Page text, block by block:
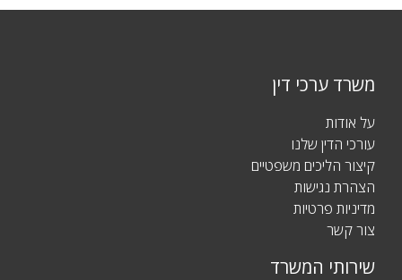
משרד ערכי דין
על אודות
עורכי הדין שלנו
קיצור הליכים משפטיים
הצהרת נגישות
מדיניות פרטיות
צור קשר
שירותי המשרד